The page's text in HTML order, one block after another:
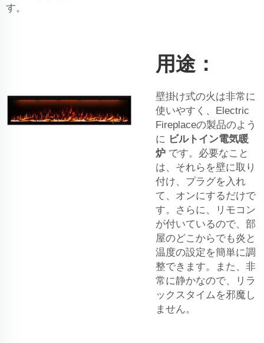
す。
用途：
壁掛け式の火は非常に
使いやすく、Electric
Fireplaceの製品のよう
に ビルトイン電気暖
炉 です。必要なこと
は、それらを壁に取り
付け、プラグを入れ
て、オンにするだけで
す。さらに、リモコン
が付いているので、部
屋のどこからでも炎と
温度の設定を簡単に調
整できます。また、非
常に静かなので、リラ
ックスタイムを邪魔し
ません。